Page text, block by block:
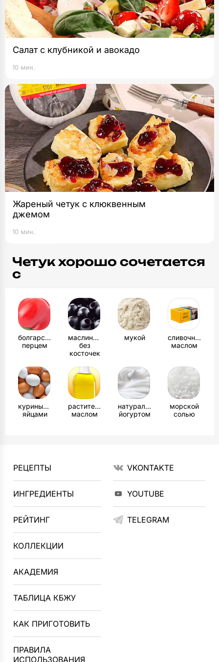
Салат с клубникой и авокадо
10 мин.
Жареный четук с клюквенным
джемом
10 мин.
Четук хорошо сочетается
с
болгарским
перцем
маслинами
без
косточек
мукой
сливочным
маслом
куриными
яйцами
растительным
маслом
натуральным
йогуртом
морской
солью
РЕЦЕПТЫ
ИНГРЕДИЕНТЫ
РЕЙТИНГ
КОЛЛЕКЦИИ
АКАДЕМИЯ
ТАБЛИЦА КБЖУ
КАК ПРИГОТОВИТЬ
ПРАВИЛА
ИСПОЛЬЗОВАНИЯ
VKONTAKTE
YOUTUBE
TELEGRAM